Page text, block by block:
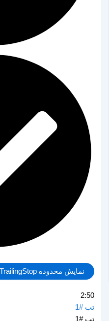
نمایش محدوده BrackEven ,TrailingStop و Price latency
2:50
تب #1
تب #1